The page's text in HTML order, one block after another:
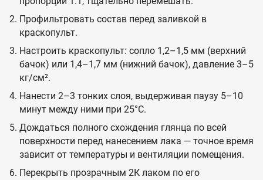
Профильтровать состав перед заливкой в
краскопульт.
Настроить краскопульт: сопло 1,2–1,5 мм (верхний
бачок) или 1,4–1,7 мм (нижний бачок), давление 3–5
кг/см².
Нанести 2–3 тонких слоя, выдерживая паузу 5–10
минут между ними при 25°C.
Дождаться полного схождения глянца по всей
поверхности перед нанесением лака — точное время
зависит от температуры и вентиляции помещения.
Перекрыть прозрачным 2К лаком по его